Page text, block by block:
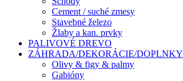
Cement / suché zmesy
Stavebné železo
Žlaby a kan. prvky
PALIVOVÉ DREVO
ZÁHRADA/DEKORÁCIE/DOPLNKY
Olivy & figy & palmy
Gabióny